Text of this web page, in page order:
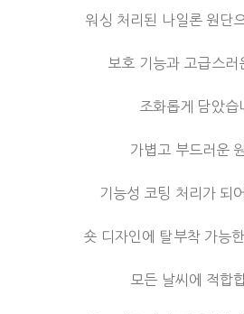
워싱 처리된 나일론 원단
보호 기능과 고급스러
조화롭게 담았습
가볍고 부드러운
기능성 코팅 처리가 되
숏 디자인에 탈부착 가능
모든 날씨에 적합